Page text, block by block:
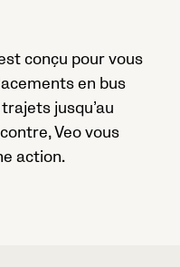
conçu pour vous
en bus
jusqu’au
Veo vous
action.